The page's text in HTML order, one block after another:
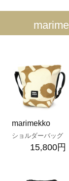
marimekko
ショルダーバッグ
15,800円